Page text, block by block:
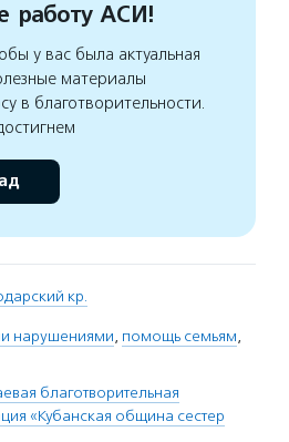
работу АСИ!
у вас была актуальная
материалы
в благотворительности.
кр.
нарушениями, помощь семьям,
благотворительная
«Кубанская община сестер